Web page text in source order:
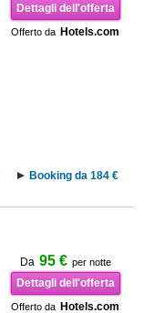
Dettagli dell'offerta
Offerto da Hotels.com
Booking da 184 €
Da 95 € per notte
Dettagli dell'offerta
Offerto da Hotels.com